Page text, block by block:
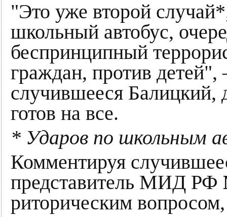
"Это уже второй
школьный автобус,
беспринципный
граждан, против детей",
случившееся Балицкий,
готов на все.
* Ударов по школьным
Комментируя
представитель МИД РФ
риторическим